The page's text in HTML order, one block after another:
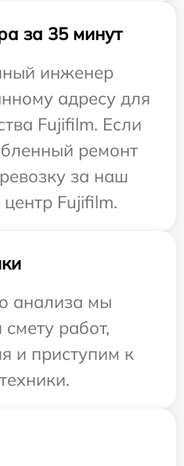
за 35 минут
инженер
адресу для
Fujifilm. Если
ремонт
за наш
Fujifilm.
анализа мы
работ,
и приступим к